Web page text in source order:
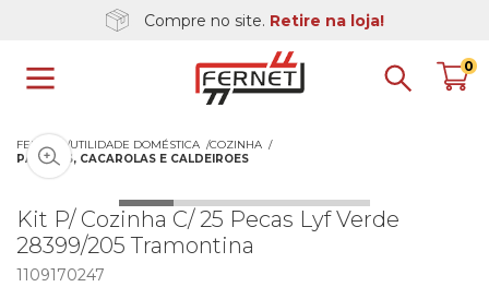
0
Compre no site. Retire na loja!
FERNET UTILIDADE DOMÉSTICA
COZINHA
PANELAS, CACAROLAS E CALDEIROES
Clique na imagem para dar zoom
Kit P/ Cozinha C/ 25 Pecas Lyf Verde
28399/205 Tramontina
1109170247